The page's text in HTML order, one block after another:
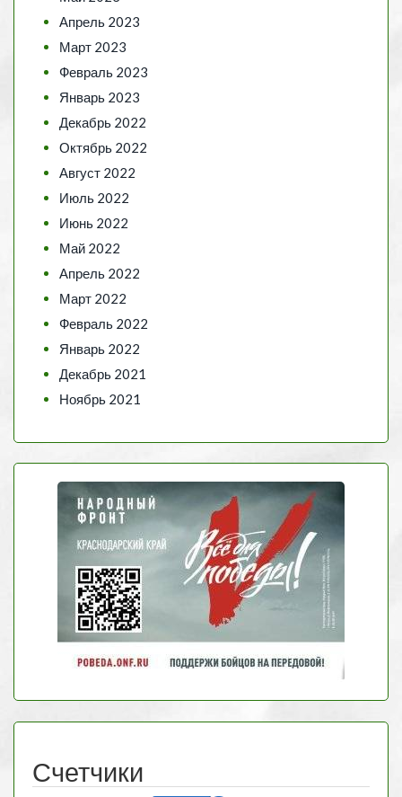
Апрель 2023
Март 2023
Февраль 2023
Январь 2023
Декабрь 2022
Октябрь 2022
Август 2022
Июль 2022
Июнь 2022
Май 2022
Апрель 2022
Март 2022
Февраль 2022
Январь 2022
Декабрь 2021
Ноябрь 2021
Счетчики